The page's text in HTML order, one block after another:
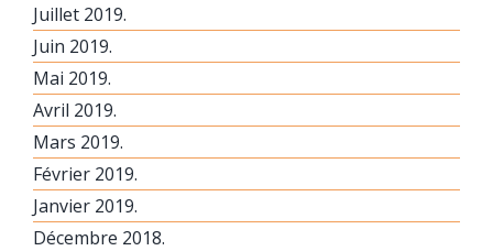
Juillet 2019.
Juin 2019.
Mai 2019.
Avril 2019.
Mars 2019.
Février 2019.
Janvier 2019.
Décembre 2018.